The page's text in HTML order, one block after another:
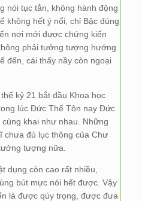
nói tục tằn, không hành động
không hết ý nổi, chỉ Bậc đúng
nơi mới được chứng kiến
phải tưởng tượng hướng
đến, cái thấy nầy còn ngoại
kỷ 21 bắt đầu Khoa học
lúc Đức Thế Tôn nay Đức
khai như nhau. Những
chưa đủ lục thông của Chư
tượng nữa.
dụng còn cao rất nhiều,
bút mực nói hết được. Vậy
là được qúy trọng, được đưa